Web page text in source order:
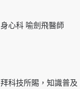
身心科 喻劍飛醫師
拜科技所賜，知識普